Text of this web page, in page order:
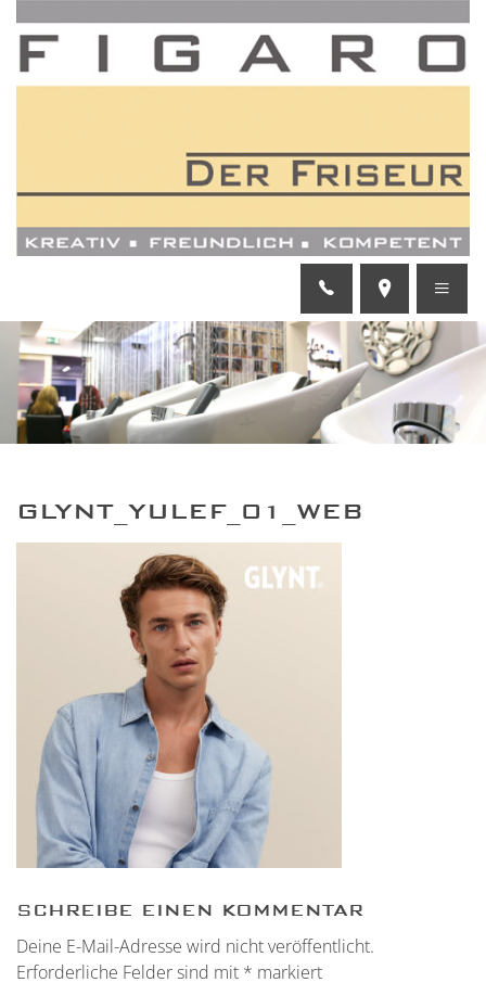
GLYNT_YULEF_01_WEB
SCHREIBE EINEN KOMMENTAR
Deine E-Mail-Adresse wird nicht veröffentlicht.
Erforderliche Felder sind mit * markiert